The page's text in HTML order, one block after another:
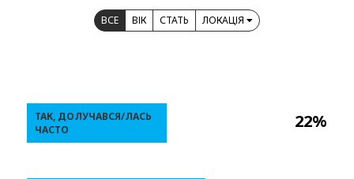
ВСЕ ВІК СТАТЬ ЛОКАЦІЯ
22%
ТАК, ДОЛУЧАВСЯ/ЛАСЬ
ЧАСТО